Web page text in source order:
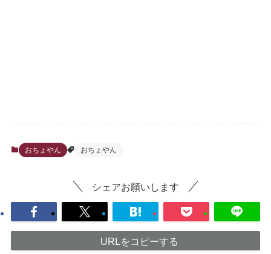
おちょやん おちょやん
シェアお願いします
URLをコピーする